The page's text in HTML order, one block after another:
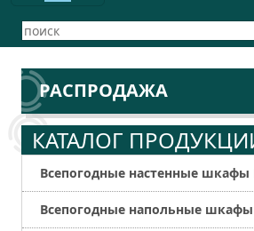
РАСПРОДАЖА
КАТАЛОГ
Всепогодные настенные
Всепогодные напольные